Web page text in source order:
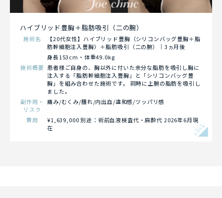
ハイブリッド豊胸＋脂肪吸引（二の腕）
施術名
【20代女性】ハイブリッド豊胸（シリコンバッグ豊胸＋脂
肪幹細胞注入豊胸）＋脂肪吸引（二の腕）｜3ヵ月後
身長153cm・体重49.0kg
施術概要 患者様ご自身の、胸以外に付いた余分な脂肪を吸引し胸に
注入する「脂肪幹細胞注入豊胸」と「シリコンバッグ豊
胸」を組み合わせた施術です。 同時に上腕の脂肪を吸引し
ました。
副作用・
リスク
痛み/むくみ/腫れ/内出血/違和感/ツッパリ感
費用
¥1,639,000 別途：術前血液検査代・麻酔代 2026年6月現
在
click